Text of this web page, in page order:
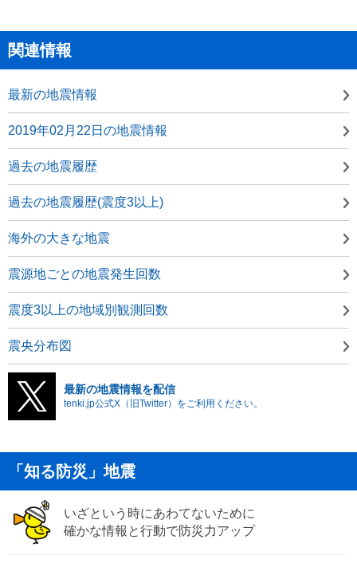
関連情報
最新の地震情報
2019年02月22日の地震情報
過去の地震履歴
過去の地震履歴(震度3以上)
海外の大きな地震
震源地ごとの地震発生回数
震度3以上の地域別観測回数
震央分布図
最新の地震情報を配信
tenki.jp公式X（旧Twitter）をご利用ください。
「知る防災」地震
いざという時にあわてないために
確かな情報と行動で防災力アップ